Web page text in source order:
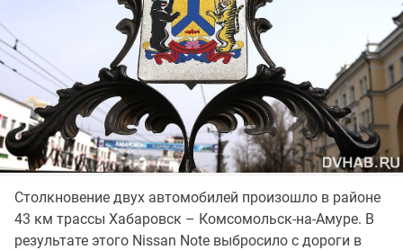
Столкновение двух автомобилей произошло в районе
43 км трассы Хабаровск – Комсомольск-на-Амуре. В
результате этого Nissan Note выбросило с дороги в